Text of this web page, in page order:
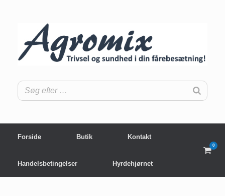
Forside Butik Kontakt
Handelsbetingelser Hyrdehjørnet
View
0